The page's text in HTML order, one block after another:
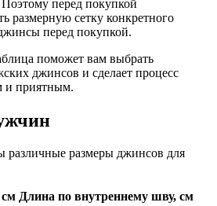
перед покупкой
размерную сетку конкретного
перед покупкой.
поможет вам выбрать
джинсов и сделает процесс
и приятным.
различные размеры джинсов для
Длина по внутреннему шву, см